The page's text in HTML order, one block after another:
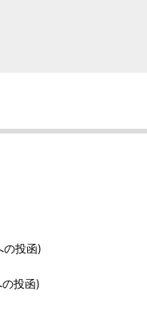
の投函)
投函)